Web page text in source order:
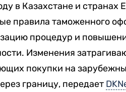
в Казахстане и странах
правила таможенного
процедур и
Изменения
покупки на
границу, передает